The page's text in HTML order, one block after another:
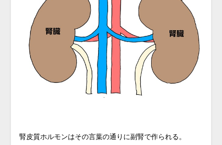
腎皮質ホルモンはその言葉の通りに副腎で作られる。